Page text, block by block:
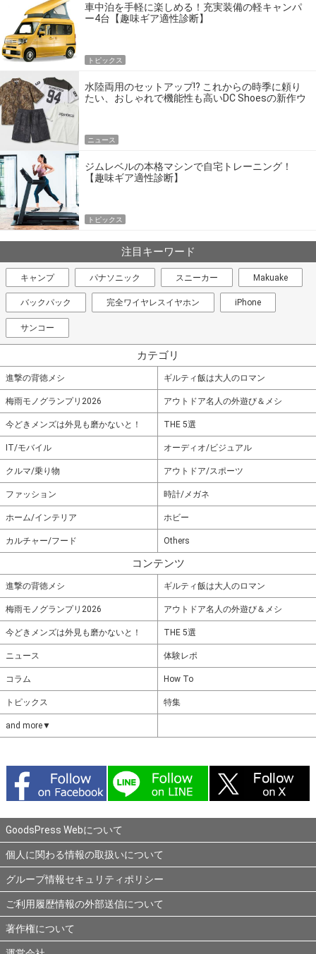
車中泊を手軽に楽しめる！充実装備の軽キャンパ
ー4台【趣味ギア適性診断】
トピックス
水陸両用のセットアップ!? これからの時季に頼り
たい、おしゃれで機能性も高いDC Shoesの新作ウ
ニュース
ジムレベルの本格マシンで自宅トレーニング！
【趣味ギア適性診断】
トピックス
注目キーワード
キャンプ パナソニック スニーカー Makuake
バックパック 完全ワイヤレスイヤホン iPhone
サンコー
カテゴリ
進撃の背徳メシ ギルティ飯は大人のロマン
梅雨モノグランプリ2026 アウトドア名人の外遊び＆メシ
今どきメンズは外見も磨かないと！ THE 5選
IT/モバイル オーディオ/ビジュアル
クルマ/乗り物 アウトドア/スポーツ
ファッション 時計/メガネ
ホーム/インテリア ホビー
カルチャー/フード Others
コンテンツ
進撃の背徳メシ ギルティ飯は大人のロマン
梅雨モノグランプリ2026 アウトドア名人の外遊び＆メシ
今どきメンズは外見も磨かないと！ THE 5選
ニュース 体験レポ
コラム How To
トピックス 特集
and more▼
GoodsPress Webについて
個人に関わる情報の取扱いについて
グループ情報セキュリティポリシー
ご利用履歴情報の外部送信について
著作権について